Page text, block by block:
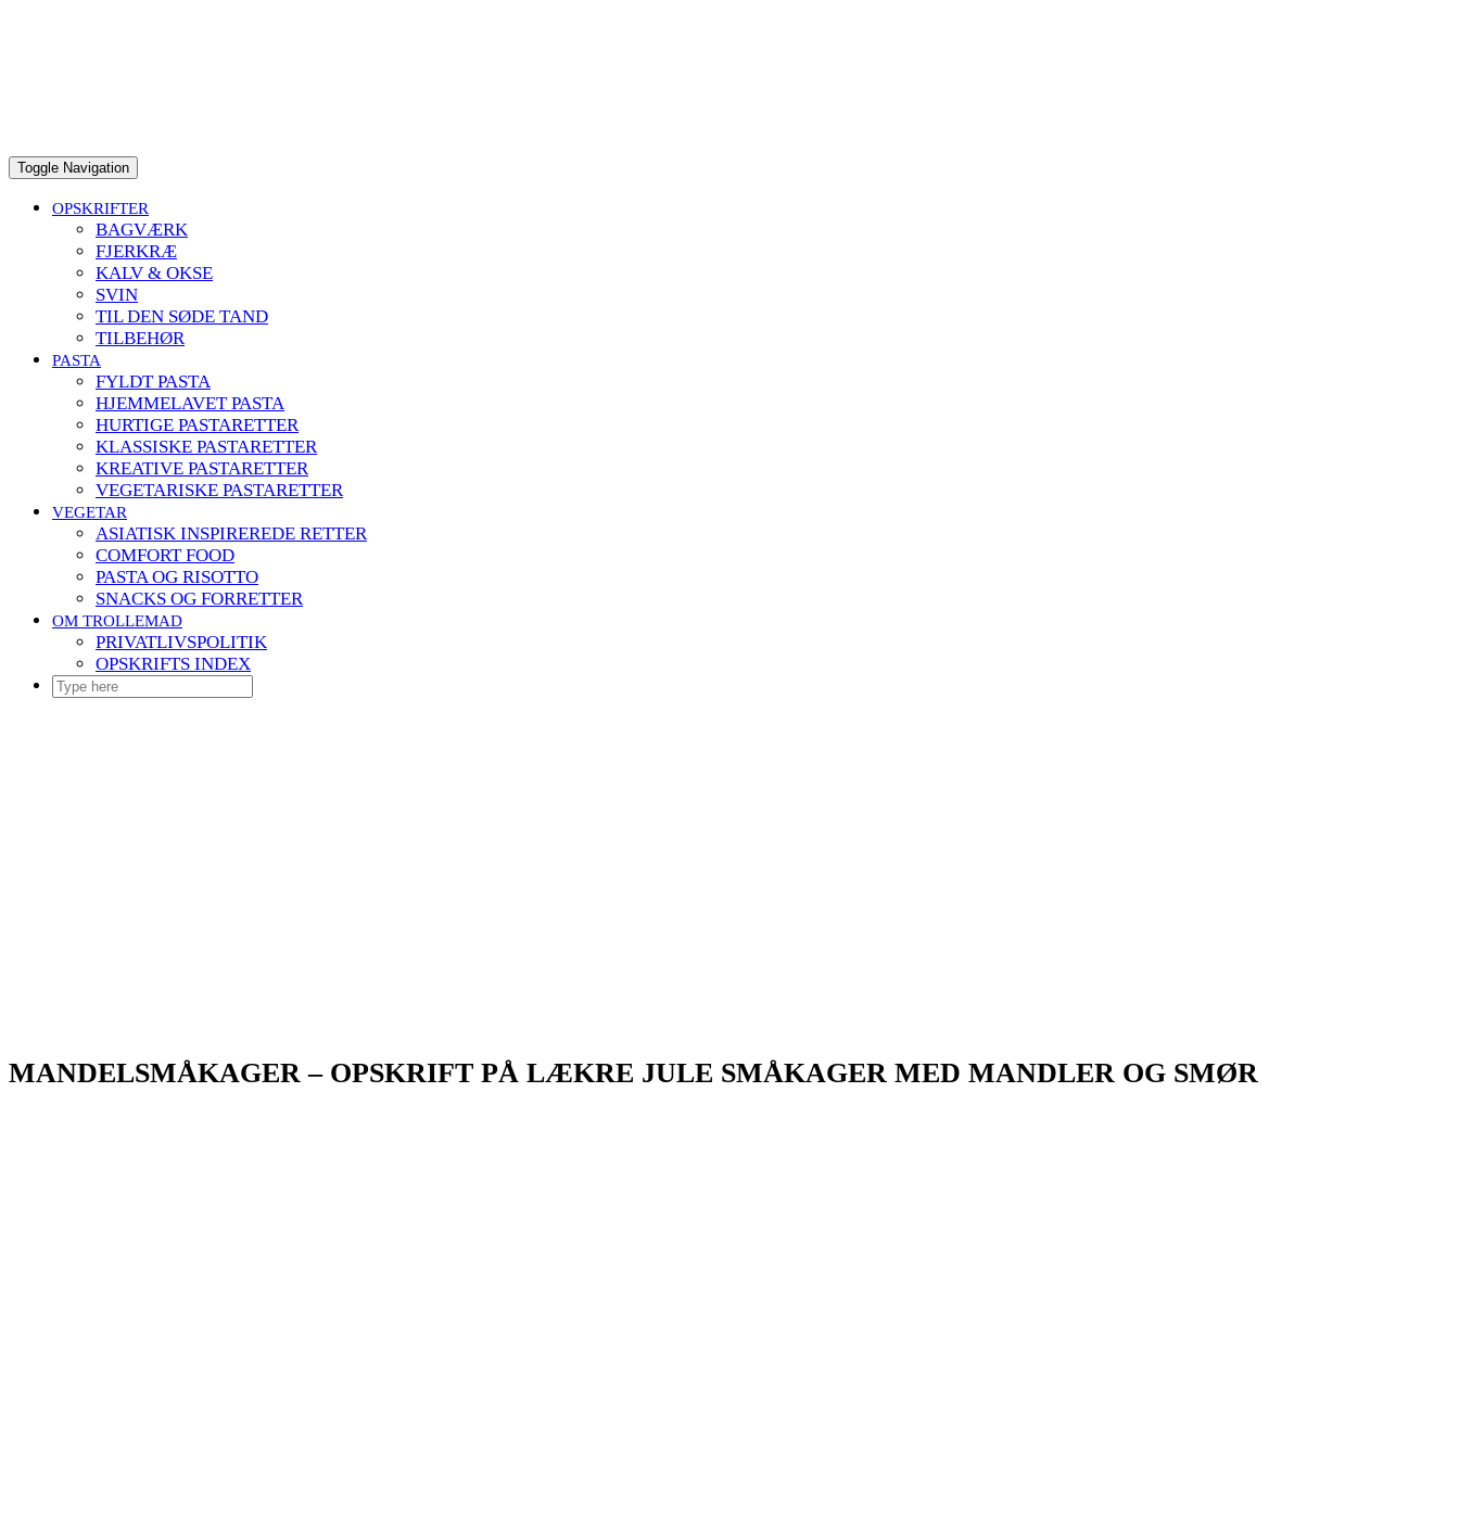
Toggle Navigation
OPSKRIFTER
BAGVÆRK
FJERKRÆ
KALV & OKSE
SVIN
TIL DEN SØDE TAND
TILBEHØR
PASTA
FYLDT PASTA
HJEMMELAVET PASTA
HURTIGE PASTARETTER
KLASSISKE PASTARETTER
KREATIVE PASTARETTER
VEGETARISKE PASTARETTER
VEGETAR
ASIATISK INSPIREREDE RETTER
COMFORT FOOD
PASTA OG RISOTTO
SNACKS OG FORRETTER
OM TROLLEMAD
PRIVATLIVSPOLITIK
OPSKRIFTS INDEX
MANDELSMÅKAGER – OPSKRIFT PÅ LÆKRE JULE SMÅKAGER MED MANDLER OG SMØR